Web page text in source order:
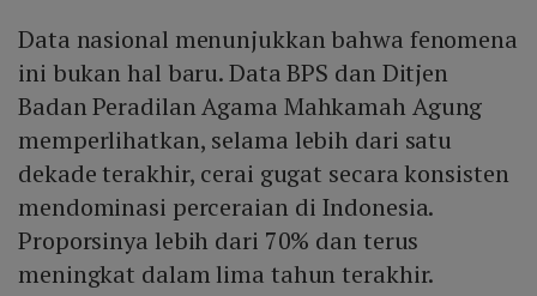
Data nasional menunjukkan bahwa fenomena
ini bukan hal baru. Data BPS dan Ditjen
Badan Peradilan Agama Mahkamah Agung
memperlihatkan, selama lebih dari satu
dekade terakhir, cerai gugat secara konsisten
mendominasi perceraian di Indonesia.
Proporsinya lebih dari 70% dan terus
meningkat dalam lima tahun terakhir.